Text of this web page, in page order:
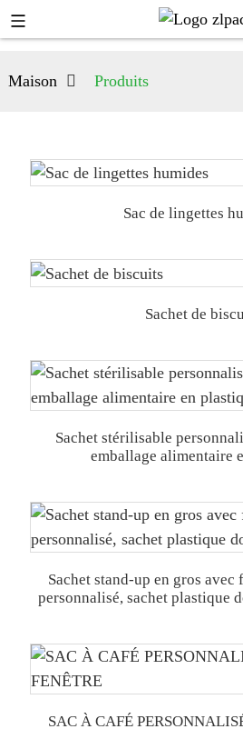
Maison Produits
Sac de lingettes
Sachet de
Sachet stérilisable
emballage alimentaire
Sachet stand-up en gros avec
personnalisé, sachet plastique
SAC À CAFÉ